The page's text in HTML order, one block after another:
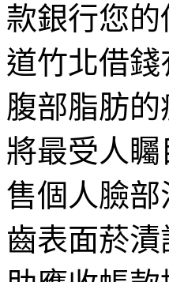
款銀行您
道竹北借
腹部脂肪
將最受人
售個人臉
齒表面菸